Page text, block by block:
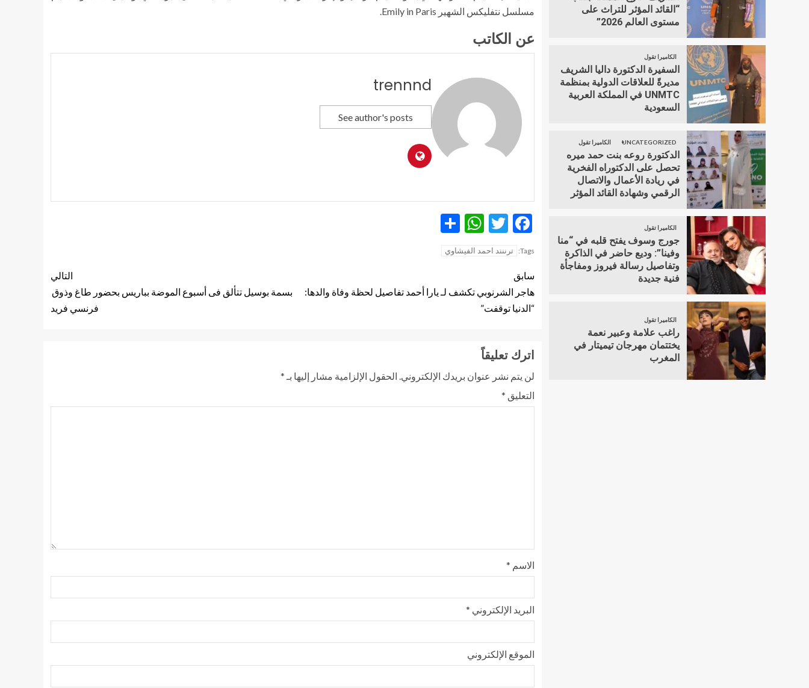
مسلسل نتفليكس الشهير Emily in Paris.
عن الكاتب
trennnd
See author's posts
Facebook
Twitter
WhatsApp
Tags: ترننند احمد الفيشاوي
سابق
هاجر الشرنوبي تكشف لـ يارا أحمد تفاصيل لحظة وفاة والدها:
“الدنيا توقفت”
التالي
بسمة بوسيل تتألق فى أسبوع الموضة بباريس بحضور طاغ وذوق
فرنسي فريد
اترك تعليقاً
لن يتم نشر عنوان بريدك الإلكتروني. الحقول الإلزامية مشار إليها بـ *
التعليق *
الاسم *
البريد الإلكتروني *
الموقع الإلكتروني
“القائد المؤثر للتراث على
مستوى العالم 2026”
الكاميرا تقول
السفيرة الدكتورة داليا الشريف
مديرةً للعلاقات الدولية بمنظمة
UNMTC في المملكة العربية
السعودية
UNCATEGORIZED الكاميرا تقول
الدكتورة روعه بنت حمد ميره
تحصل على الدكتوراه الفخرية
في ريادة الأعمال والاتصال
الرقمي وشهادة القائد المؤثر
الكاميرا تقول
جورج وسوف يفتح قلبه في “منا
وفينا”: وديع حاضر في الذاكرة
وتفاصيل رسالة فيروز ومفاجأة
فنية جديدة
الكاميرا تقول
راغب علامة وعبير نعمة
يختتمان مهرجان تيميتار في
المغرب